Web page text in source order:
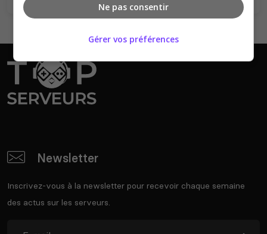
Newsletter
Inscrivez-vous à la newsletter pour recevoir chaque semaine
des actus sur les serveurs.
Ne pas consentir
Gérer vos préférences